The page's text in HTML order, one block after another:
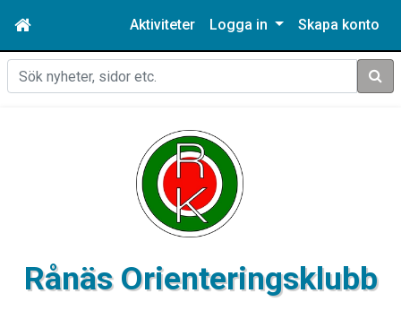
Aktiviteter Logga in Skapa konto
Sök
Rånäs Orienteringsklubb